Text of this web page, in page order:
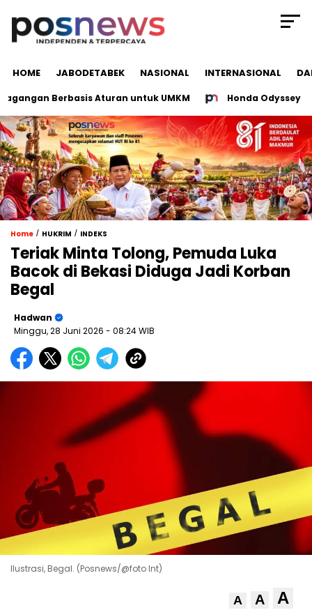
HOME JABODETABEK NASIONAL INTERNASIONAL
Berbasis Aturan untuk UMKM Honda Odyssey
Home / HUKRIM / INDEKS
Teriak Minta Tolong, Pemuda Luka
Bacok di Bekasi Diduga Jadi Korban
Begal
Hadwan
Minggu, 28 Juni 2026 - 08:24 WIB
Ilustrasi, Begal. (Posnews/@foto Int)
A A A